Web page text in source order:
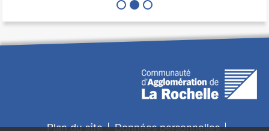
Plan du site Données personnelles